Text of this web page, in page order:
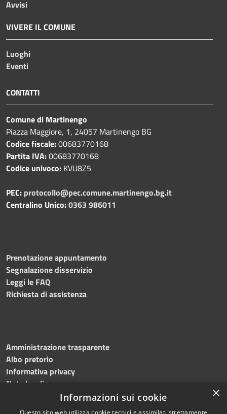
Avvisi
VIVERE IL COMUNE
Luoghi
Eventi
CONTATTI
Comune di Martinengo
Piazza Maggiore, 1, 24057 Martinengo BG
Codice fiscale:00683770168
Partita IVA:00683770168
Codice univoco: KVU8Z5
PEC: protocollo@pec.comune.martinengo.bg.it
Centralino Unico:0363 986011
Prenotazione appuntamento
Segnalazione disservizio
Leggi le FAQ
Richiesta di assistenza
Amministrazione trasparente
Albo pretorio
Informativa privacy
Note legali
Dichiarazione di accessibilità
×
Informazioni sui cookie
Questo sito web utilizza cookie tecnici e assimilati strettamente